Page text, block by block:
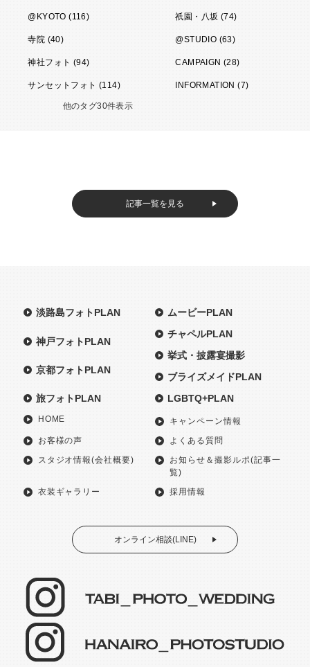
@KYOTO (116) 祇園・八坂 (74)
寺院 (40) @STUDIO (63)
神社フォト (94) CAMPAIGN (28)
サンセットフォト (114) INFORMATION (7)
他のタグ30件表示
記事一覧を見る
淡路島フォトPLAN
神戸フォトPLAN
京都フォトPLAN
旅フォトPLAN
ムービーPLAN
チャペルPLAN
挙式・披露宴撮影
ブライズメイドPLAN
LGBTQ+PLAN
HOME
キャンペーン情報
お客様の声
よくある質問
スタジオ情報(会社概要)
お知らせ＆撮影ルポ(記事一
覧)
衣装ギャラリー
採用情報
オンライン相談(LINE)